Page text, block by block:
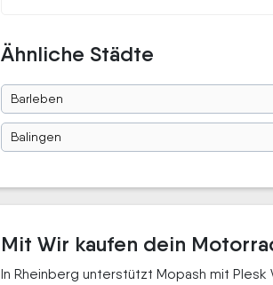
Ähnliche Städte
Barleben
Balingen
Mit Wir kaufen dein
In Rheinberg unterstützt Mopash mit